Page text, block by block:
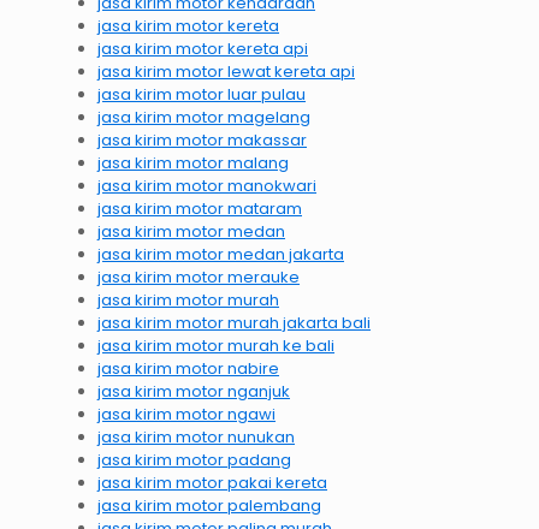
jasa kirim motor kereta
jasa kirim motor kereta api
jasa kirim motor lewat kereta api
jasa kirim motor luar pulau
jasa kirim motor magelang
jasa kirim motor makassar
jasa kirim motor malang
jasa kirim motor manokwari
jasa kirim motor mataram
jasa kirim motor medan
jasa kirim motor medan jakarta
jasa kirim motor merauke
jasa kirim motor murah
jasa kirim motor murah jakarta bali
jasa kirim motor murah ke bali
jasa kirim motor nabire
jasa kirim motor nganjuk
jasa kirim motor ngawi
jasa kirim motor nunukan
jasa kirim motor padang
jasa kirim motor pakai kereta
jasa kirim motor palembang